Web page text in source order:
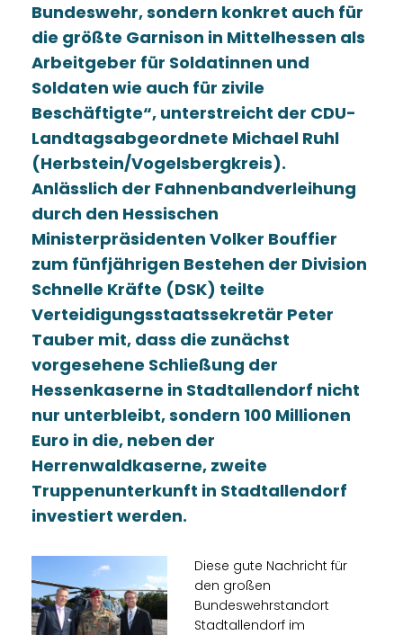
Bundeswehr, sondern konkret auch für
die größte Garnison in Mittelhessen als
Arbeitgeber für Soldatinnen und
Soldaten wie auch für zivile
Beschäftigte“, unterstreicht der CDU-
Landtagsabgeordnete Michael Ruhl
(Herbstein/Vogelsbergkreis).
Anlässlich der Fahnenbandverleihung
durch den Hessischen
Ministerpräsidenten Volker Bouffier
zum fünfjährigen Bestehen der Division
Schnelle Kräfte (DSK) teilte
Verteidigungsstaatssekretär Peter
Tauber mit, dass die zunächst
vorgesehene Schließung der
Hessenkaserne in Stadtallendorf nicht
nur unterbleibt, sondern 100 Millionen
Euro in die, neben der
Herrenwaldkaserne, zweite
Truppenunterkunft in Stadtallendorf
investiert werden.
Diese gute Nachricht für
den großen
Bundeswehrstandort
Stadtallendorf im